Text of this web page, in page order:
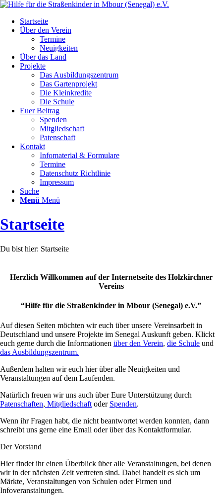
Startseite
Über den Verein
Termine
Neuigkeiten
Über das Land
Projekte
Das Ausbildungszentrum
Das Gartenprojekt
Die Kleinkredite
Die Schule
Euer Beitrag
Spenden
Mitgliedschaft
Patenschaft
Kontakt
Infomaterial & Formulare
Termine
Datenschutz Richtlinie
Impressum
Suche
Menü Menü
Startseite
Du bist hier: Startseite
Herzlich Willkommen auf der Internetseite des Holzkirchner
Vereins
“Hilfe für die Straßenkinder in Mbour (Senegal) e.V.”
Auf diesen Seiten möchten wir euch über unsere Vereinsarbeit in
Deutschland und unsere Projekte im Senegal Auskunft geben. Klickt
euch gerne durch die Informationen über den Verein, die Schule und
das Ausbildungszentrum.
Außerdem halten wir euch hier über alle Neuigkeiten und
Veranstaltungen auf dem Laufenden.
Natürlich freuen wir uns auch über Eure Unterstützung durch
Patenschaften, Mitgliedschaft oder Spenden.
Wenn ihr Fragen habt, die nicht beantwortet werden konnten, dann
schreibt uns gerne eine Email oder über das Kontaktformular.
Der Vorstand
Hier findet ihr einen Überblick über alle Veranstaltungen, bei denen
wir in der nächsten Zeit vertreten sind. Dabei handelt es sich um
Märkte, Veranstaltungen von Schulen oder Firmen und
Infoveranstaltungen.